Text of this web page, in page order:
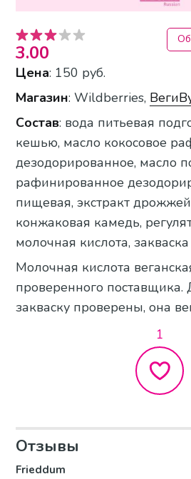
3.00
Цена: 150 руб.
Магазин: Wildberries,
Состав: вода питьевая
кешью, масло кокосовое
дезодорированное, масло
рафинированное
пищевая, экстракт
конжаковая камедь,
молочная кислота,
Молочная кислота
проверенного
закваску проверены, она
1
Отзывы
Frieddum